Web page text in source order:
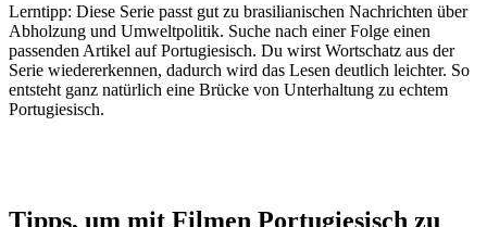
Lerntipp: Diese Serie passt gut zu brasilianischen Nachrichten über
Abholzung und Umweltpolitik. Suche nach einer Folge einen
passenden Artikel auf Portugiesisch. Du wirst Wortschatz aus der
Serie wiedererkennen, dadurch wird das Lesen deutlich leichter. So
entsteht ganz natürlich eine Brücke von Unterhaltung zu echtem
Portugiesisch.
Tipps, um mit Filmen Portugiesisch zu